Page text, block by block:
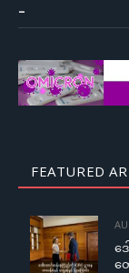
–
FEATURED
ဒ
တွ